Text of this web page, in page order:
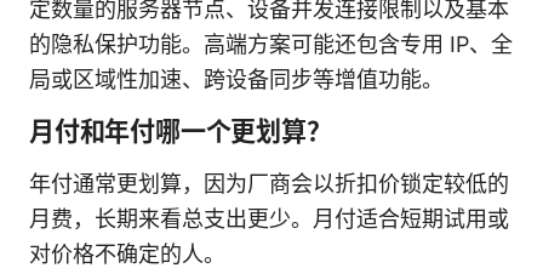
定数量的服务器节点、设备并发连接限制以及基本
的隐私保护功能。高端方案可能还包含专用 IP、全
局或区域性加速、跨设备同步等增值功能。
月付和年付哪一个更划算？
年付通常更划算，因为厂商会以折扣价锁定较低的
月费，长期来看总支出更少。月付适合短期试用或
对价格不确定的人。